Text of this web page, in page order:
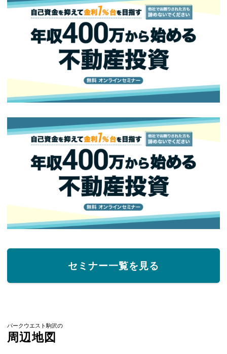
セミナー一覧を見る
パークウエスト駒沢の
周辺地図